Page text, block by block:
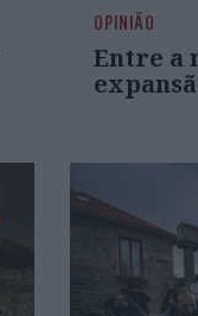
OPINIÃO
Entre a